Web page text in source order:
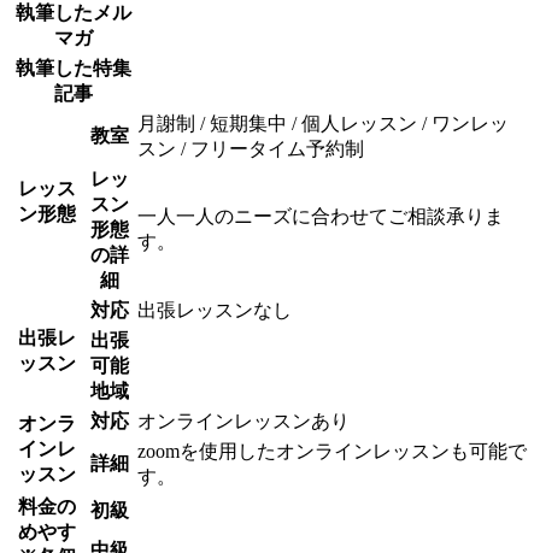
執筆したメル
マガ
執筆した特集
記事
レッス
ン形態
教室
月謝制 / 短期集中 / 個人レッスン / ワンレッ
スン / フリータイム予約制
レッ
スン
形態
の詳
細
一人一人のニーズに合わせてご相談承りま
す。
出張レ
ッスン
対応 出張レッスンなし
出張
可能
地域
オンラ
インレ
ッスン
対応 オンラインレッスンあり
詳細
zoomを使用したオンラインレッスンも可能で
す。
料金の
めやす
初級